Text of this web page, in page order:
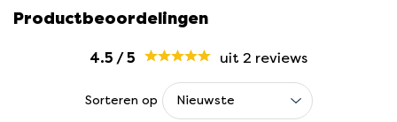
Productbeoordelingen
4.5 /5 uit 2 reviews
Sorteren op